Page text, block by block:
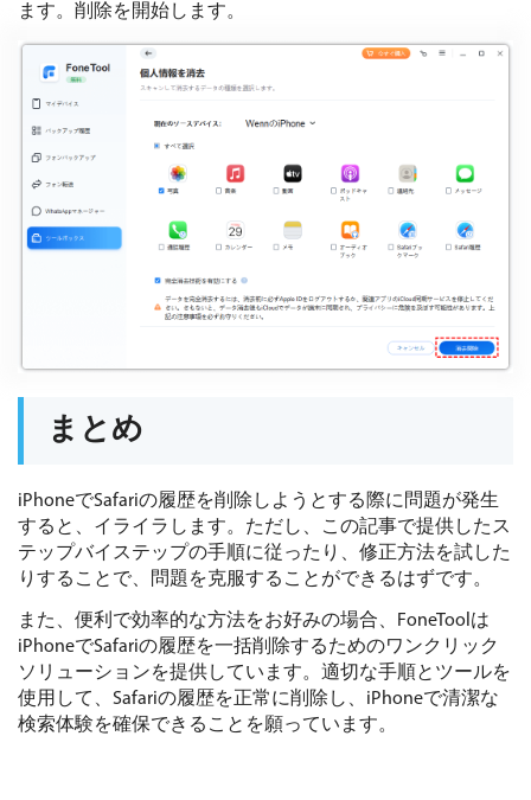
ます。削除を開始します。
まとめ
iPhoneでSafariの履歴を削除しようとする際に問題が発生
すると、イライラします。ただし、この記事で提供したス
テップバイステップの手順に従ったり、修正方法を試した
りすることで、問題を克服することができるはずです。
また、便利で効率的な方法をお好みの場合、FoneToolは
iPhoneでSafariの履歴を一括削除するためのワンクリック
ソリューションを提供しています。適切な手順とツールを
使用して、Safariの履歴を正常に削除し、iPhoneで清潔な
検索体験を確保できることを願っています。